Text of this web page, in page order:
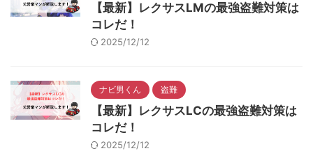
【最新】レクサスLMの最強盗難対策は
コレだ！
2025/12/12
ナビ男くん 盗難
【最新】レクサスLCの最強盗難対策は
コレだ！
2025/12/12